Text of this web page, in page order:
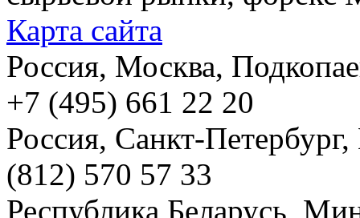
Карта сайта
Россия, Москва,
+7 (495) 661 22 20
Россия, Санкт-
(812) 570 57 33
Республика Беларусь,